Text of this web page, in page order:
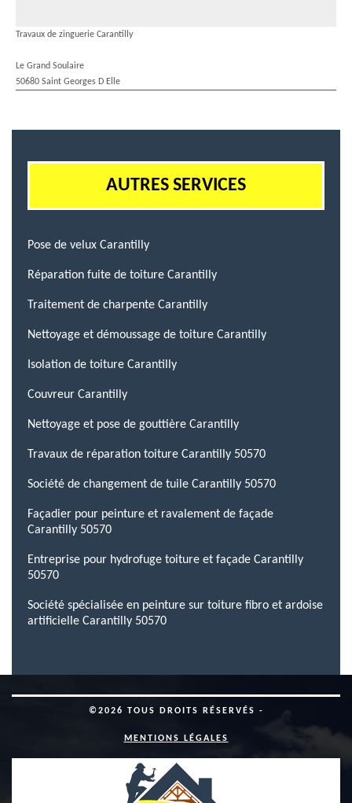
Travaux de zinguerie Carantilly
Le Grand Soulaire
50680 Saint Georges D Elle
AUTRES SERVICES
Pose de velux Carantilly
Réparation fuite de toiture Carantilly
Traitement de charpente Carantilly
Nettoyage et démoussage de toiture Carantilly
Isolation de toiture Carantilly
Couvreur Carantilly
Nettoyage et pose de gouttière Carantilly
Travaux de réparation toiture Carantilly 50570
Société de changement de tuile Carantilly 50570
Façadier pour peinture et ravalement de façade
Carantilly 50570
Entreprise pour hydrofuge toiture et façade Carantilly
50570
Société spécialisée en peinture sur toiture fibro et ardoise
artificielle Carantilly 50570
©2026 TOUS DROITS RÉSERVÉS -
MENTIONS LÉGALES